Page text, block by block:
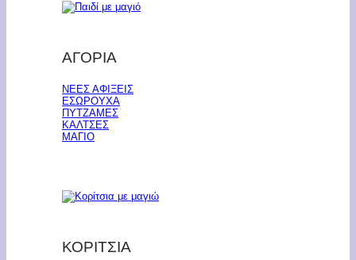
ΑΓΟΡΙΑ
ΝΕΕΣ ΑΦΙΞΕΙΣ
ΕΣΩΡΟΥΧΑ
ΠΥΤΖΑΜΕΣ
ΚΑΛΤΣΕΣ
ΜΑΓΙΟ
ΚΟΡΙΤΣΙΑ